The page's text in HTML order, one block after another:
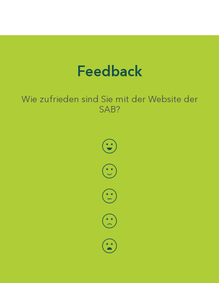
Feedback
Wie zufrieden sind Sie mit der Website der
SAB?
Bewertung auswählen